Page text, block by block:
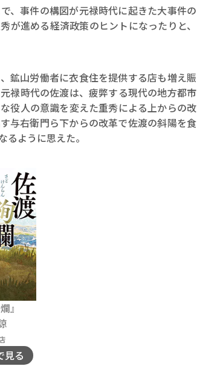
、事件の構図が元禄時代に起きた大事件の
が進める経済政策のヒントになったりと、
鉱山労働者に衣食住を提供する店も増え賑
禄時代の佐渡は、疲弊する現代の地方都市
役人の意識を変えた重秀による上からの改
与右衛門ら下からの改革で佐渡の斜陽を食
ように思えた。
』
見る